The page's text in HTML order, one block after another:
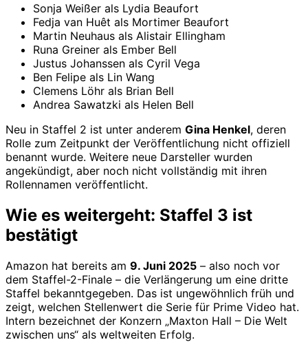
Sonja Weißer als Lydia Beaufort
Fedja van Huêt als Mortimer Beaufort
Martin Neuhaus als Alistair Ellingham
Runa Greiner als Ember Bell
Justus Johanssen als Cyril Vega
Ben Felipe als Lin Wang
Clemens Löhr als Brian Bell
Andrea Sawatzki als Helen Bell
Neu in Staffel 2 ist unter anderem Gina Henkel, deren
Rolle zum Zeitpunkt der Veröffentlichung nicht offiziell
benannt wurde. Weitere neue Darsteller wurden
angekündigt, aber noch nicht vollständig mit ihren
Rollennamen veröffentlicht.
Wie es weitergeht: Staffel 3 ist
bestätigt
Amazon hat bereits am 9. Juni 2025 – also noch vor
dem Staffel-2-Finale – die Verlängerung um eine dritte
Staffel bekanntgegeben. Das ist ungewöhnlich früh und
zeigt, welchen Stellenwert die Serie für Prime Video hat.
Intern bezeichnet der Konzern „Maxton Hall – Die Welt
zwischen uns“ als weltweiten Erfolg.